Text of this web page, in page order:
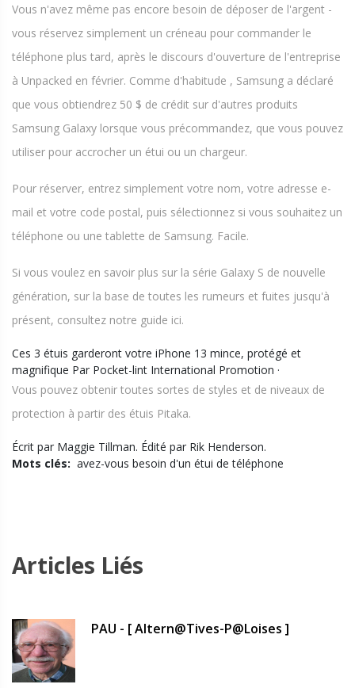
Vous n'avez même pas encore besoin de déposer de l'argent -
vous réservez simplement un créneau pour commander le
téléphone plus tard, après le discours d'ouverture de l'entreprise
à Unpacked en février. Comme d'habitude , Samsung a déclaré
que vous obtiendrez 50 $ de crédit sur d'autres produits
Samsung Galaxy lorsque vous précommandez, que vous pouvez
utiliser pour accrocher un étui ou un chargeur.
Pour réserver, entrez simplement votre nom, votre adresse e-
mail et votre code postal, puis sélectionnez si vous souhaitez un
téléphone ou une tablette de Samsung. Facile.
Si vous voulez en savoir plus sur la série Galaxy S de nouvelle
génération, sur la base de toutes les rumeurs et fuites jusqu'à
présent, consultez notre guide ici.
Ces 3 étuis garderont votre iPhone 13 mince, protégé et
magnifique Par Pocket-lint International Promotion ·
Vous pouvez obtenir toutes sortes de styles et de niveaux de
protection à partir des étuis Pitaka.
Écrit par Maggie Tillman. Édité par Rik Henderson.
Mots clés: avez-vous besoin d'un étui de téléphone
Articles Liés
PAU - [ Altern@tives-P@loises ]